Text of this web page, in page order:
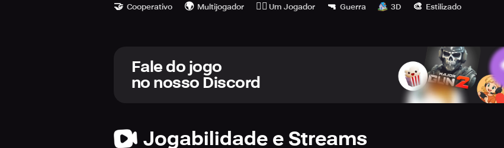
🤝 Cooperativo 🌍 Multijogador 🙆‍♂️ Um Jogador 🔫 Guerra 3D 🎨 Estilizado
Fale do jogo
no nosso Discord
Jogabilidade e Streams